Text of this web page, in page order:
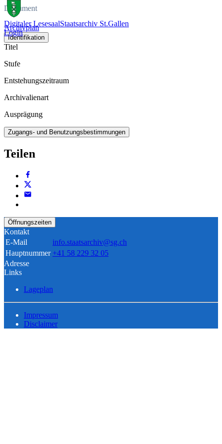
Digitaler LesesaalStaatsarchiv St.Gallen
Login
Dokument
Archivplan
Identifikation
Titel
Stufe
Entstehungszeitraum
Archivalienart
Ausprägung
Zugangs- und Benutzungsbestimmungen
Teilen
Öffnungszeiten
Kontakt
E-Mail
info.staatsarchiv@sg.ch
Hauptnummer +41 58 229 32 05
Adresse
Links
Lageplan
Impressum
Disclaimer